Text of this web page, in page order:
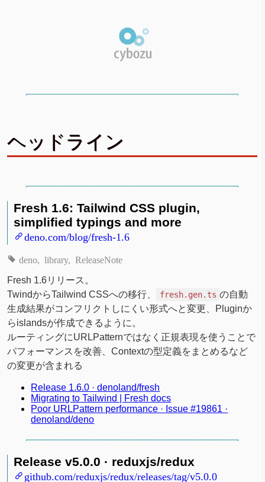
ヘッドライン
Fresh 1.6: Tailwind CSS plugin,
simplified typings and more
deno.com/blog/fresh-1.6
deno library ReleaseNote
Fresh 1.6リリース。
TwindからTailwind CSSへの移行、
fresh.gen.ts の自動
生成結果がコンフリクトしにくい形式へと変更、Pluginか
らislandsが作成できるように。
ルーティングにURLPatternではなく正規表現を使うことで
パフォーマンスを改善、Contextの型定義をまとめるなど
の変更が含まれる
Release 1.6.0 · denoland/fresh
Migrating to Tailwind | Fresh docs
Poor URLPattern performance · Issue #19861 ·
denoland/deno
Release v5.0.0 · reduxjs/redux
github.com/reduxjs/redux/releases/tag/v5.0.0